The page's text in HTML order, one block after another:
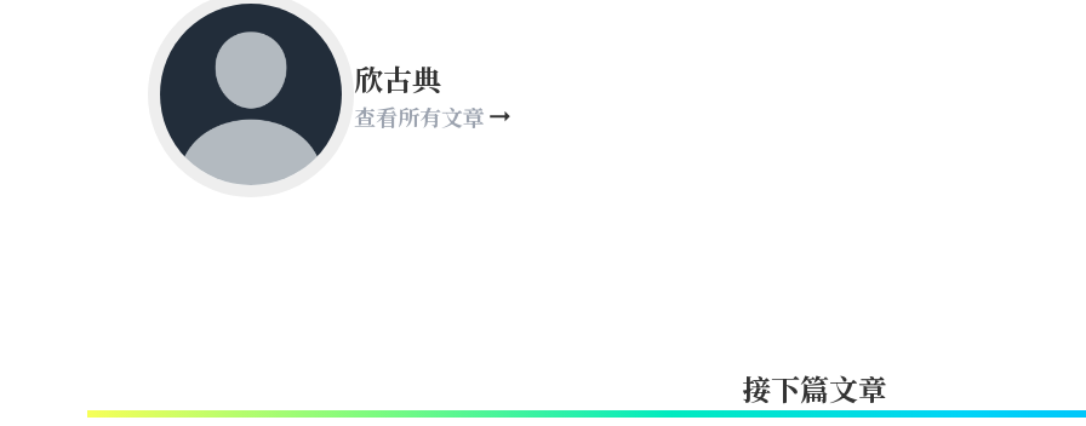
欣古典
查看所有文章
接下篇文章